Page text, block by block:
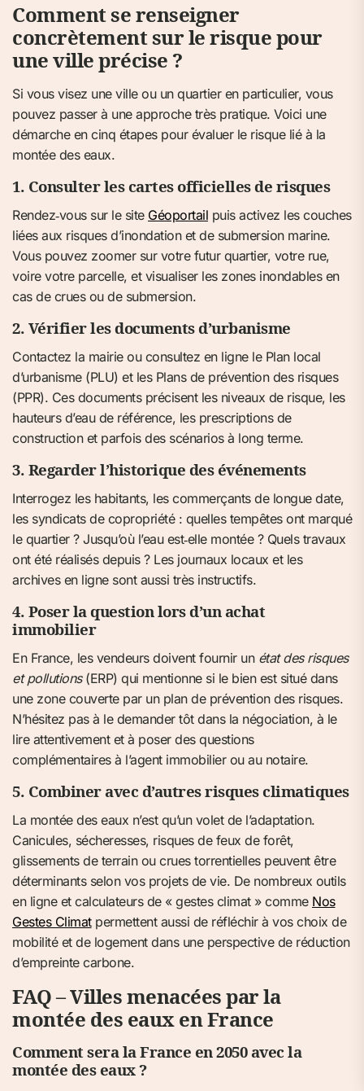
Comment se renseigner
concrètement sur le risque pour
une ville précise ?
Si vous visez une ville ou un quartier en particulier, vous
pouvez passer à une approche très pratique. Voici une
démarche en cinq étapes pour évaluer le risque lié à la
montée des eaux.
1. Consulter les cartes officielles de risques
Rendez‑vous sur le site Géoportail puis activez les couches
liées aux risques d’inondation et de submersion marine.
Vous pouvez zoomer sur votre futur quartier, votre rue,
voire votre parcelle, et visualiser les zones inondables en
cas de crues ou de submersion.
2. Vérifier les documents d’urbanisme
Contactez la mairie ou consultez en ligne le Plan local
d’urbanisme (PLU) et les Plans de prévention des risques
(PPR). Ces documents précisent les niveaux de risque, les
hauteurs d’eau de référence, les prescriptions de
construction et parfois des scénarios à long terme.
3. Regarder l’historique des événements
Interrogez les habitants, les commerçants de longue date,
les syndicats de copropriété : quelles tempêtes ont marqué
le quartier ? Jusqu’où l’eau est‑elle montée ? Quels travaux
ont été réalisés depuis ? Les journaux locaux et les
archives en ligne sont aussi très instructifs.
4. Poser la question lors d’un achat
immobilier
En France, les vendeurs doivent fournir un état des risques
et pollutions(ERP) qui mentionne si le bien est situé dans
une zone couverte par un plan de prévention des risques.
N’hésitez pas à le demander tôt dans la négociation, à le
lire attentivement et à poser des questions
complémentaires à l’agent immobilier ou au notaire.
5. Combiner avec d’autres risques climatiques
La montée des eaux n’est qu’un volet de l’adaptation.
Canicules, sécheresses, risques de feux de forêt,
glissements de terrain ou crues torrentielles peuvent être
déterminants selon vos projets de vie. De nombreux outils
en ligne et calculateurs de « gestes climat » comme Nos
Gestes Climatpermettent aussi de réfléchir à vos choix de
mobilité et de logement dans une perspective de réduction
d’empreinte carbone.
FAQ – Villes menacées par la
montée des eaux en France
Comment sera la France en 2050 avec la
montée des eaux ?